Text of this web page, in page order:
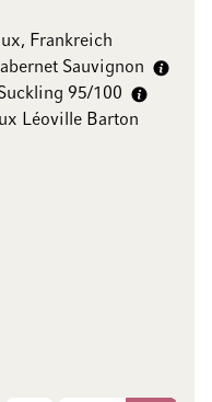
Frankreich
Sauvignon
95/100
Léoville Barton